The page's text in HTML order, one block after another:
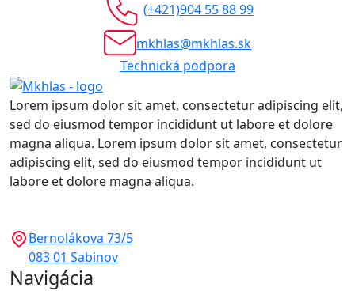
(+421)904 55 88 99
mkhlas@mkhlas.sk
Technická podpora
Lorem ipsum dolor sit amet, consectetur adipiscing elit,
sed do eiusmod tempor incididunt ut labore et dolore
magna aliqua. Lorem ipsum dolor sit amet, consectetur
adipiscing elit, sed do eiusmod tempor incididunt ut
labore et dolore magna aliqua.
Bernolákova 73/5
083 01 Sabinov
Navigácia